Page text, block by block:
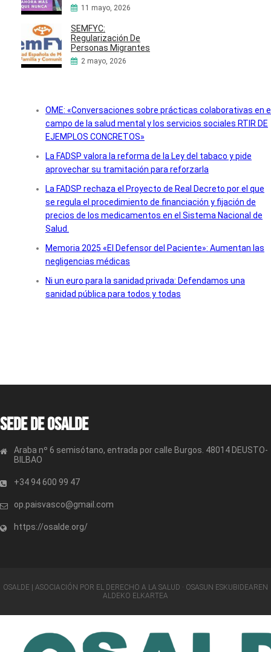
11 mayo, 2026
SEMFYC:
Regularización De
Personas Migrantes
2 mayo, 2026
OME: «Conversaciones sobre prácticas colaborativas en
campo de la salud mental y los servicios sociales RTIR DE
EJEMPLOS CONCRETOS»
La FADSP valora la reforma de la Ley del tabaco y pide
aprovechar su tramitación para reforzarla
La FADSP rechaza el Proyecto de Real Decreto por el que
se regula el procedimiento de financiación y fijación de
precios de los medicamentos en el Sistema Nacional de
Salud.
Memoria 2025 «El Defensor del Paciente»: Aumentan las
negligencias médicas
Ni un euro para la sanidad privada: Defendamos una
sanidad pública para todos y todas
Sede de OSALDE
Araba nº 6 semisótano, entrada por calle Burgos. 48014 DEUSTO-
BILBAO
+34 94 600 99 47
op.paisvasco@gmail.com
https://osalde.org/
OSALDE | ASOCIACIÓN POR EL DERECHO A LA SALUD · OSASUN ESKUBIDEAREN
ALDEKO ELKARTEA